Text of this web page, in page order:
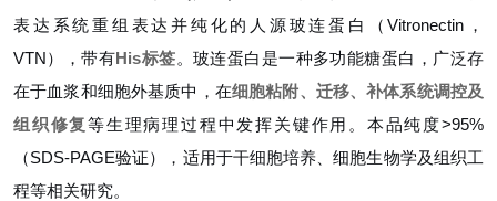
表达系统重组表达并纯化的人源玻连蛋白（Vitronectin，
VTN），带有His标签。玻连蛋白是一种多功能糖蛋白，广泛存
在于血浆和细胞外基质中，在细胞粘附、迁移、补体系统调控及
组织修复等生理病理过程中发挥关键作用。本品纯度>95%
（SDS-PAGE验证），适用于干细胞培养、细胞生物学及组织工
程等相关研究。